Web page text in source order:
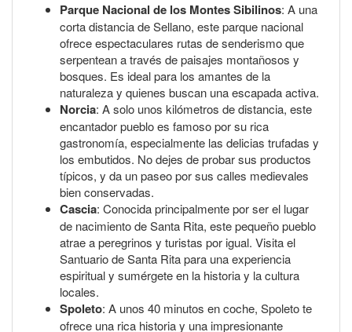
Parque Nacional de los Montes Sibilinos: A una
corta distancia de Sellano, este parque nacional
ofrece espectaculares rutas de senderismo que
serpentean a través de paisajes montañosos y
bosques. Es ideal para los amantes de la
naturaleza y quienes buscan una escapada activa.
Norcia: A solo unos kilómetros de distancia, este
encantador pueblo es famoso por su rica
gastronomía, especialmente las delicias trufadas y
los embutidos. No dejes de probar sus productos
típicos, y da un paseo por sus calles medievales
bien conservadas.
Cascia: Conocida principalmente por ser el lugar
de nacimiento de Santa Rita, este pequeño pueblo
atrae a peregrinos y turistas por igual. Visita el
Santuario de Santa Rita para una experiencia
espiritual y sumérgete en la historia y la cultura
locales.
Spoleto: A unos 40 minutos en coche, Spoleto te
ofrece una rica historia y una impresionante